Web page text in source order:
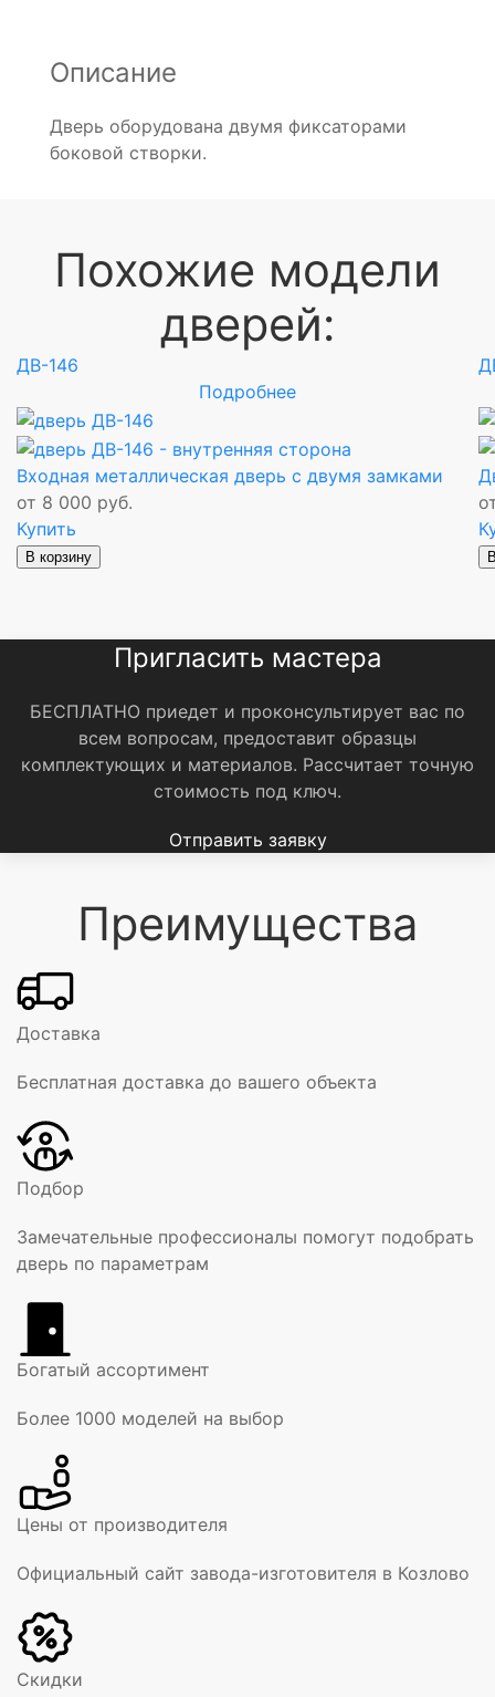
Описание
Дверь оборудована двумя фиксаторами
боковой створки.
Похожие модели
дверей:
ДВ-146
Подробнее
Входная металлическая дверь с двумя замками
от 8 000 руб.
Купить
В корзину
Пригласить мастера
БЕСПЛАТНО приедет и проконсультирует вас по
всем вопросам, предоставит образцы
комплектующих и материалов. Рассчитает точную
стоимость под ключ.
Отправить заявку
Преимущества
Доставка
Бесплатная доставка до вашего объекта
Подбор
Замечательные профессионалы помогут подобрать
дверь по параметрам
Богатый ассортимент
Более 1000 моделей на выбор
Цены от производителя
Официальный сайт завода-изготовителя в Козлово
Скидки